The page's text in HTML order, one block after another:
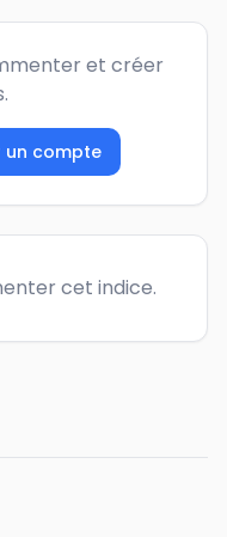
et créer
un compte
cet indice.